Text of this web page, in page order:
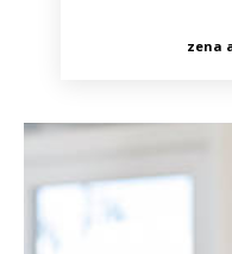
zena